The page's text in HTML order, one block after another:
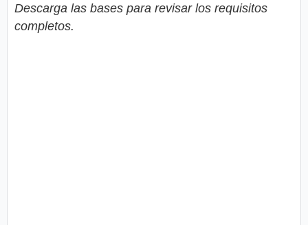
Descarga las bases para revisar los requisitos
completos.